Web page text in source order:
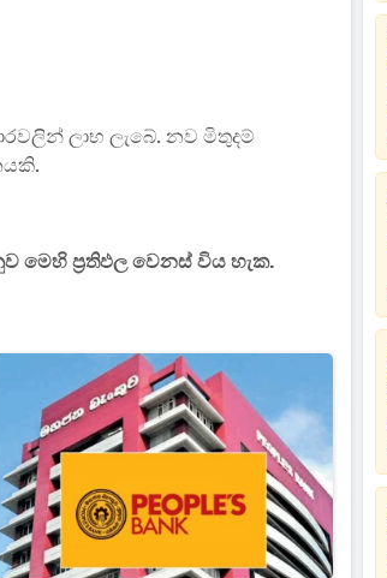
ලාභ ලැබේ. නව මිතුදම්
මෙහි ප්‍රතිඵල වෙනස් විය හැක.